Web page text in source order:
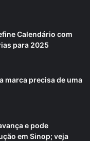
Calendário com
para 2025
marca precisa de uma
e pode
em Sinop; veja